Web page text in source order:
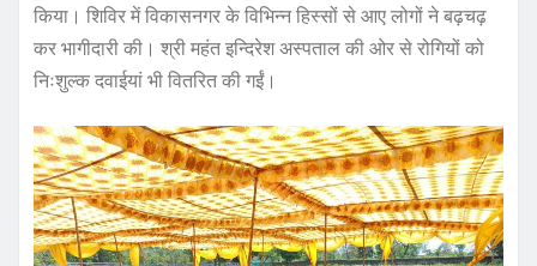
किया। शिविर में विकासनगर के विभिन्न हिस्सों से आए लोगों ने बढ़चढ़
कर भागीदारी की। श्री महंत इन्दिरेश अस्पताल की ओर से रोगियों को
निःशुल्क दवाईयां भी वितरित की गईं।